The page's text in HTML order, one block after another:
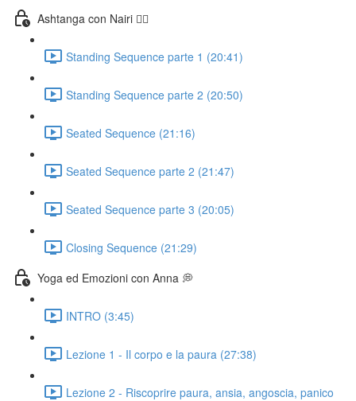
Ashtanga con Nairi 🧘‍♀️
Standing Sequence parte 1 (20:41)
Standing Sequence parte 2 (20:50)
Seated Sequence (21:16)
Seated Sequence parte 2 (21:47)
Seated Sequence parte 3 (20:05)
Closing Sequence (21:29)
Yoga ed Emozioni con Anna 💭
INTRO (3:45)
Lezione 1 - Il corpo e la paura (27:38)
Lezione 2 - Riscoprire paura, ansia, angoscia, panico